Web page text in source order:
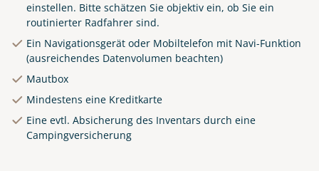
einstellen. Bitte schätzen Sie objektiv ein, ob Sie ein
routinierter Radfahrer sind.
Ein Navigationsgerät oder Mobiltelefon mit Navi-Funktion
(ausreichendes Datenvolumen beachten)
Mautbox
Mindestens eine Kreditkarte
Eine evtl. Absicherung des Inventars durch eine
Campingversicherung